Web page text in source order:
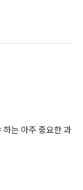
는 아주 중요한 과